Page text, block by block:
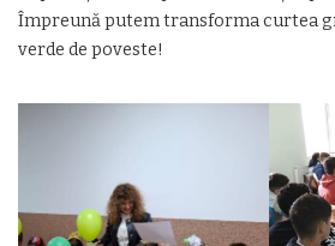
Împreună putem transforma curtea
verde de poveste!